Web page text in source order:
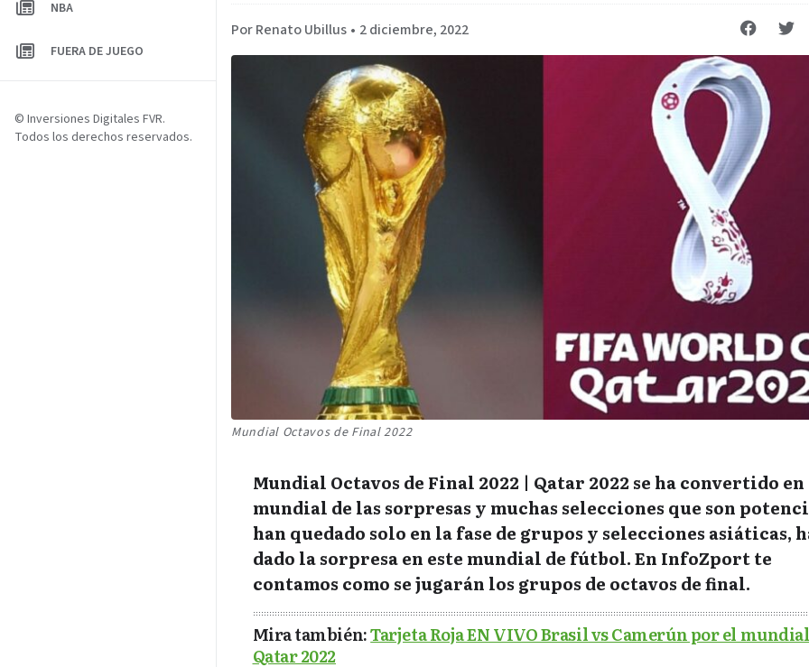
Por Renato Ubillus • 2 diciembre, 2022
Mundial Octavos de Final 2022
Mundial Octavos de Final 2022 | Qatar 2022 se ha convertido en
mundial de las sorpresas y muchas selecciones que son
han quedado solo en la fase de grupos y selecciones asiáticas,
dado la sorpresa en este mundial de fútbol. En InfoZport te
contamos como se jugarán los grupos de octavos de final.
Mira también:Tarjeta Roja EN VIVO Brasil vs Camerún por el
Qatar 2022
NBA
FUERA DE JUEGO
© Inversiones Digitales FVR.
Todos los derechos reservados.